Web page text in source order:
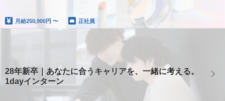
月給250,900円 〜 正社員
28年新卒｜あなたに合うキャリアを、一緒に考える。
1dayインターン